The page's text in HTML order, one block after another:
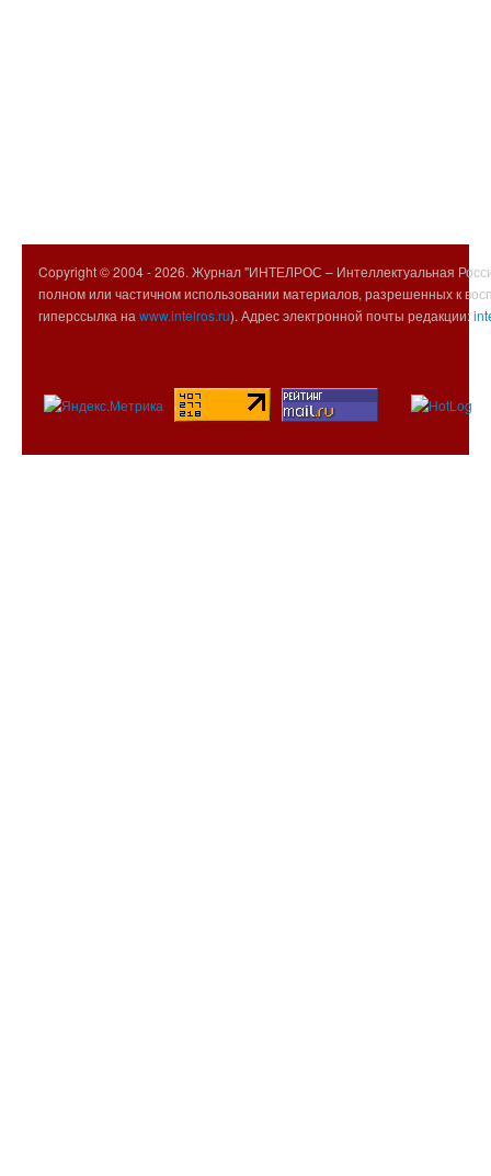
Copyright © 2004 -2026. Журнал "ИНТЕЛРОС – Интеллектуальная
полном или частичном использовании материалов, разрешенных к
гиперссылка на www.intelros.ru). Адрес электронной почты редакции: